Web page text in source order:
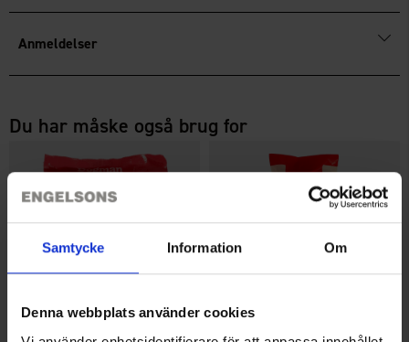
Samtycke Information Om
Denna webbplats använder cookies
Anmeldelser
Du har måske også brug for